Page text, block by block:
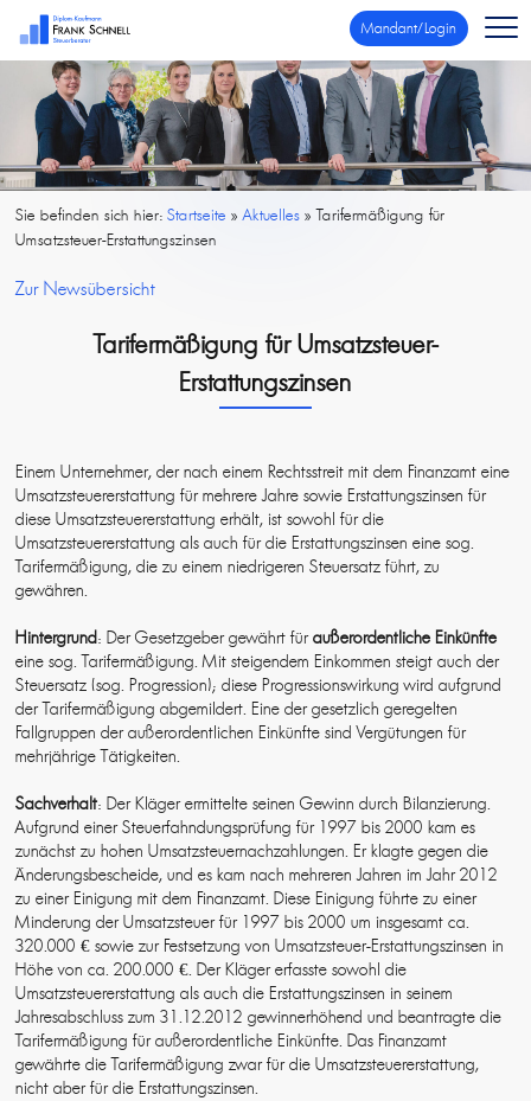
Mandant/Login
Sie befinden sich hier:Startseite »Aktuelles »Tarifermäßigung für
Umsatzsteuer-Erstattungszinsen
Zur Newsübersicht
Tarifermäßigung für Umsatzsteuer-
Erstattungszinsen
Einem Unternehmer, der nach einem Rechtsstreit mit dem Finanzamt eine
Umsatzsteuererstattung für mehrere Jahre sowie Erstattungszinsen für
diese Umsatzsteuererstattung erhält, ist sowohl für die
Umsatzsteuererstattung als auch für die Erstattungszinsen eine sog.
Tarifermäßigung, die zu einem niedrigeren Steuersatz führt, zu
gewähren.
Hintergrund: Der Gesetzgeber gewährt füraußerordentliche Einkünfte
eine sog. Tarifermäßigung. Mit steigendem Einkommen steigt auch der
Steuersatz (sog. Progression); diese Progressionswirkung wird aufgrund
der Tarifermäßigung abgemildert. Eine der gesetzlich geregelten
Fallgruppen der außerordentlichen Einkünfte sind Vergütungen für
mehrjährige Tätigkeiten.
Sachverhalt: Der Kläger ermittelte seinen Gewinn durch Bilanzierung.
Aufgrund einer Steuerfahndungsprüfung für 1997 bis 2000 kam es
zunächst zu hohen Umsatzsteuernachzahlungen. Er klagte gegen die
Änderungsbescheide, und es kam nach mehreren Jahren im Jahr 2012
zu einer Einigung mit dem Finanzamt. Diese Einigung führte zu einer
Minderung der Umsatzsteuer für 1997 bis 2000 um insgesamt ca.
320.000 € sowie zur Festsetzung von Umsatzsteuer-Erstattungszinsen in
Höhe von ca. 200.000 €. Der Kläger erfasste sowohl die
Umsatzsteuererstattung als auch die Erstattungszinsen in seinem
Jahresabschluss zum 31.12.2012 gewinnerhöhend und beantragte die
Tarifermäßigung für außerordentliche Einkünfte. Das Finanzamt
gewährte die Tarifermäßigung zwar für die Umsatzsteuererstattung,
nicht aber für die Erstattungszinsen.